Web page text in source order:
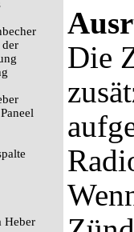
der
Heber
Die